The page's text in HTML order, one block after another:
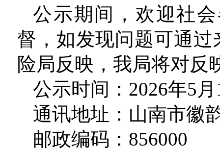
公示期间，欢迎社
督，如发现问题可通
险局反映，我局将对反
公示时间：2026年5
通讯地址：山南市徽
邮政编码：856000